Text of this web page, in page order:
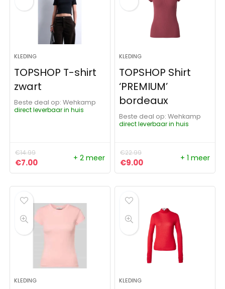
KLEDING
TOPSHOP T-shirt
zwart
Beste deal op:
Wehkamp
direct leverbaar in huis
€14.99
Oorspronkelijke prijs was: €14.99.
€7.00Huidige prijs is: €7.00.
+ 2 meer
KLEDING
TOPSHOP Shirt
‘PREMIUM’
bordeaux
Beste deal op:
Wehkamp
direct leverbaar in huis
€22.99
Oorspronkelijke prijs was:
€9.00Huidige prijs is:
+ 1 meer
KLEDING KLEDING